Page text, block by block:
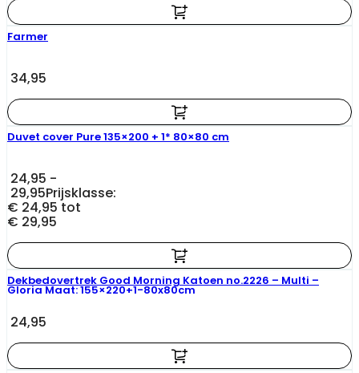
Farmer
34,95
Duvet cover Pure 135×200 + 1* 80×80 cm
24,95 -
29,95Prijsklasse:
€ 24,95 tot
€ 29,95
Dekbedovertrek Good Morning Katoen no.2226 – Multi –
Gloria Maat: 155×220+1-80x80cm
24,95